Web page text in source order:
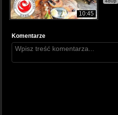
10:45
Komentarze